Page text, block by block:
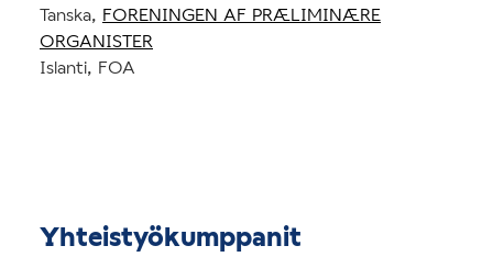
Tanska, FORENINGEN AF PRÆLIMINÆRE
ORGANISTER
Islanti, FOA
Yhteistyökumppanit